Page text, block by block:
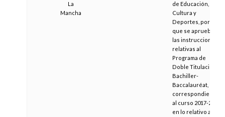
La
Mancha
de Educación,
Cultura y
Deportes, por la
que se aprueban
las instrucciones
relativas al
Programa de
Doble Titulación
Bachiller-
Baccalauréat,
correspondientes
al curso 2017-2018,
en lo relativo a la